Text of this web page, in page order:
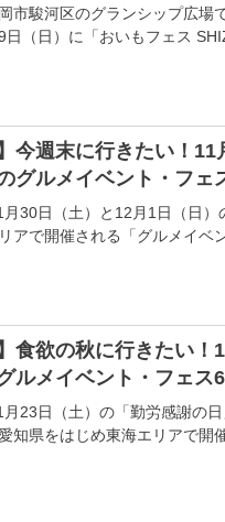
市駿河区のグランシップ広場
9日（日）に「おいもフェス
今週末に行きたい！11
グルメイベント・フェ
30日（土）と12月1日（日）
アで開催される「グルメイベ
】食欲の秋に行きたい！
ルメイベント・フェス
月23日（土）の「勤労感謝の
知県をはじめ東海エリアで開